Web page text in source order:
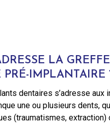
LA GREFFE
PRÉ-IMPLANTAIRE
dentaires s’adresse aux
une ou plusieurs dents,
(traumatismes, extraction)